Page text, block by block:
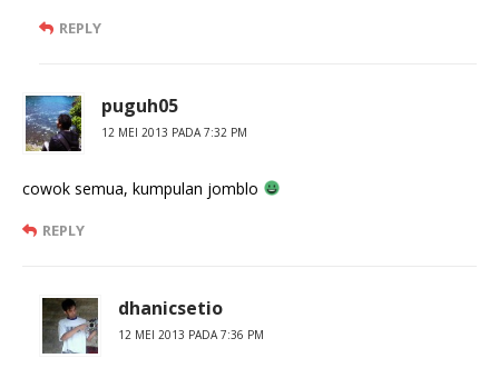
REPLY
puguh05
12 MEI 2013 PADA 7:32 PM
cowok semua, kumpulan jomblo
REPLY
dhanicsetio
12 MEI 2013 PADA 7:36 PM